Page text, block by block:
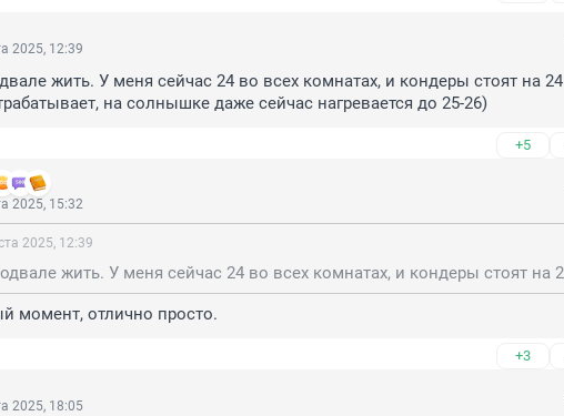
2025, 12:39
жить. У меня сейчас 24 во всех комнатах, и кондеры стоят на 24
на солнышке даже сейчас нагревается до 25-26)
+5
2025, 15:32
2025, 12:39
момент, отлично просто.
+3
2025, 18:05